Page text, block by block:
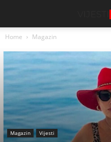
Home Magazin
Magazin Vijesti